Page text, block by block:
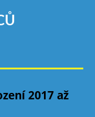
2017 až